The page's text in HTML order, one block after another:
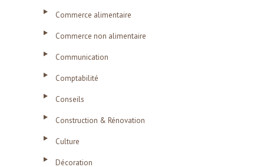
Commerce alimentaire
Commerce non alimentaire
Communication
Comptabilité
Conseils
Construction & Rénovation
Culture
Décoration